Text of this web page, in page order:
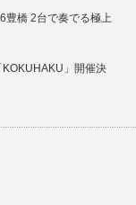
豊橋 2台で奏でる極上
」開催決